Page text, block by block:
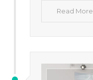
Read More